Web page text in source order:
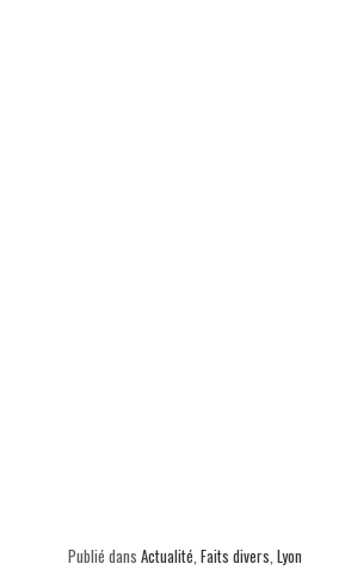
Publié dans Actualité, Faits divers, Lyon